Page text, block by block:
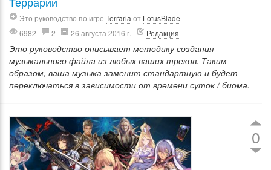
Это руководство по игре Terraria от LotusBlade
6982
2 26 августа 2016 г. Редакция
Это руководство описывает методику создания
музыкального файла из любых ваших треков. Таким
образом, ваша музыка заменит стандартную и будет
переключаться в зависимости от времени суток / биома.
0